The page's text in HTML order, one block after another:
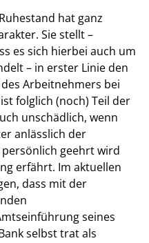
hat ganz
Sie stellt –
es sich hierbei auch um
– in erster Linie den
Arbeitnehmers bei
folglich (noch) Teil der
unschädlich, wenn
anlässlich der
geehrt wird
erfährt. Im aktuellen
dass mit der
seines
selbst trat als